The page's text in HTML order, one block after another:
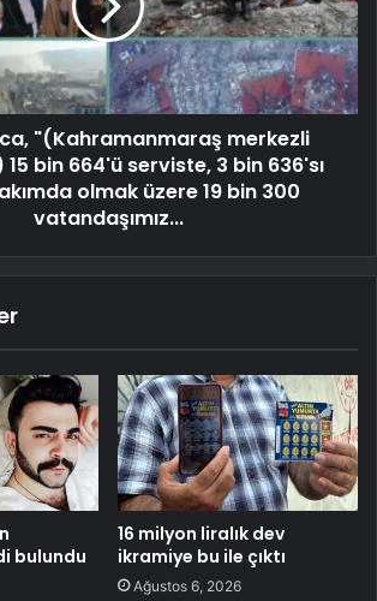
"(Kahramanmaraş merkezli
bin 664'ü serviste, 3 bin 636'sı
olmak üzere 19 bin 300
vatandaşımız...
bulundu
16 milyon liralık dev
ikramiye bu ile çıktı
Ağustos 6, 2026